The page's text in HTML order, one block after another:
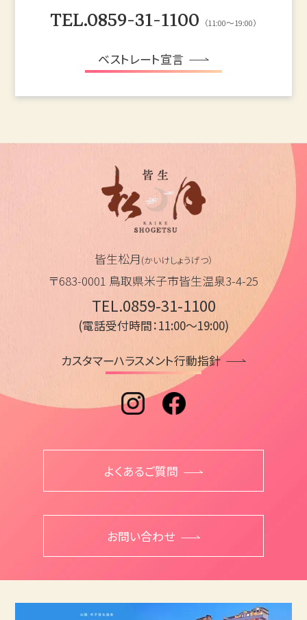
TEL.0859-31-1100 （11:00～19:00）
ベストレート宣言
皆生松月(かいけしょうげつ）
〒683-0001 鳥取県米子市皆生温泉3-4-25
TEL.0859-31-1100
(電話受付時間：11:00～19:00)
カスタマーハラスメント行動指針
よくあるご質問
お問い合わせ